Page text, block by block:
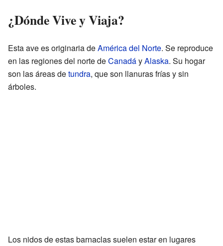
¿Dónde Vive y Viaja?
Esta ave es originaria deAmérica del Norte. Se reproduce
en las regiones del norte deCanadáyAlaska. Su hogar
son las áreas detundra, que son llanuras frías y sin
árboles.
Los nidos de estas barnaclas suelen estar en lugares